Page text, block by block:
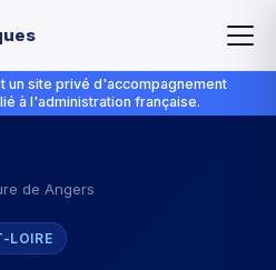
un site privé d'accompagnement
à l'administration française.
de Angers
LOIRE